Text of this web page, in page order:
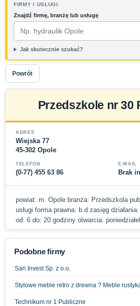
FIRMY I USŁUGI
Znajdź firmę, branżę lub usługę
Jak skutecznie szukać?
Powrót
Przedszkole nr 30
ADRES
Wiejska 77
45-302 Opole
TELEFON
(0-77) 455 63 86
E-MAIL
Brak
powiat: m. Opole branża: Przedszkola
usługi forma prawna: b.d zasięg
od: 6 do: 20 godziny otwarcia:
Podobne firmy
Sari Invest Sp. z o.o.
Stylowe meble retro z drewna ? Meble
Technikum nr 1 Publiczne